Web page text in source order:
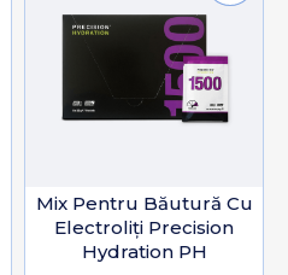
Mix Pentru Băutură Cu
Electroliți Precision
Hydration PH